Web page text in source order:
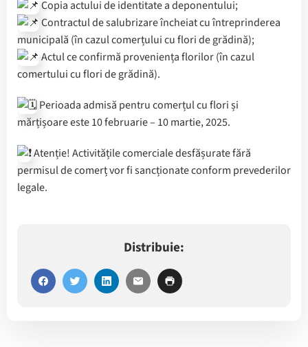
Copia actului de identitate a deponentului;
Contractul de salubrizare încheiat cu întreprinderea
municipală (în cazul comerțului cu flori de grădină);
Actul ce confirmă proveniența florilor (în cazul
comertului cu flori de grădină).
Perioada admisă pentru comerțul cu flori și
mărțișoare este 10 februarie – 10 martie, 2025.
Atenție! Activitățile comerciale desfășurate fără
permisul de comerț vor fi sancționate conform prevederilor
legale.
Distribuie: